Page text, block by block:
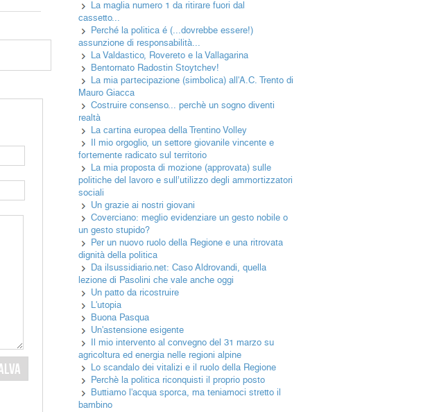
La maglia numero 1 da ritirare fuori dal
cassetto...
Perché la politica é (...dovrebbe essere!)
assunzione di responsabilità...
La Valdastico, Rovereto e la Vallagarina
Bentornato Radostin Stoytchev!
La mia partecipazione (simbolica) all'A.C. Trento di
Mauro Giacca
Costruire consenso... perchè un sogno diventi
realtà
La cartina europea della Trentino Volley
Il mio orgoglio, un settore giovanile vincente e
fortemente radicato sul territorio
La mia proposta di mozione (approvata) sulle
politiche del lavoro e sull’utilizzo degli ammortizzatori
sociali
Un grazie ai nostri giovani
Coverciano: meglio evidenziare un gesto nobile o
un gesto stupido?
Per un nuovo ruolo della Regione e una ritrovata
dignità della politica
Da ilsussidiario.net: Caso Aldrovandi, quella
lezione di Pasolini che vale anche oggi
Un patto da ricostruire
L'utopia
Buona Pasqua
Un'astensione esigente
Il mio intervento al convegno del 31 marzo su
agricoltura ed energia nelle regioni alpine
Lo scandalo dei vitalizi e il ruolo della Regione
Perchè la politica riconquisti il proprio posto
Buttiamo l'acqua sporca, ma teniamoci stretto il
bambino